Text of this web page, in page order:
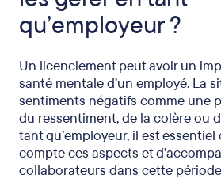
qu’employeur ?
Un licenciement peut avoir un
santé mentale d’un employé. La
sentiments négatifs comme une
du ressentiment, de la colère ou
tant qu’employeur, il est
compte ces aspects et
collaborateurs dans cette